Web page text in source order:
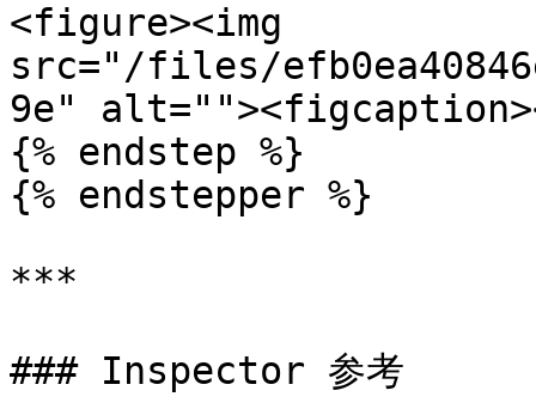
<figure><img
src="/files/
9e"
{% endstep %}
{% endstepper %}
***
### Inspector 参考